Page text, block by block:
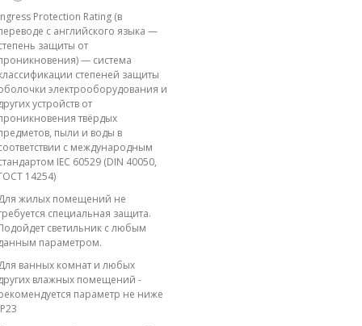
Protection Rating (в
с английского языка —
защиты от
— система
степеней защиты
электрооборудования и
устройств от
твёрдых
пыли и воды в
с международным
IEC 60529 (DIN 40050,
14254)
жилых помещений не
специальная защита.
светильник с любым
параметром.
ванных комнат и любых
влажных помещений -
параметр не ниже